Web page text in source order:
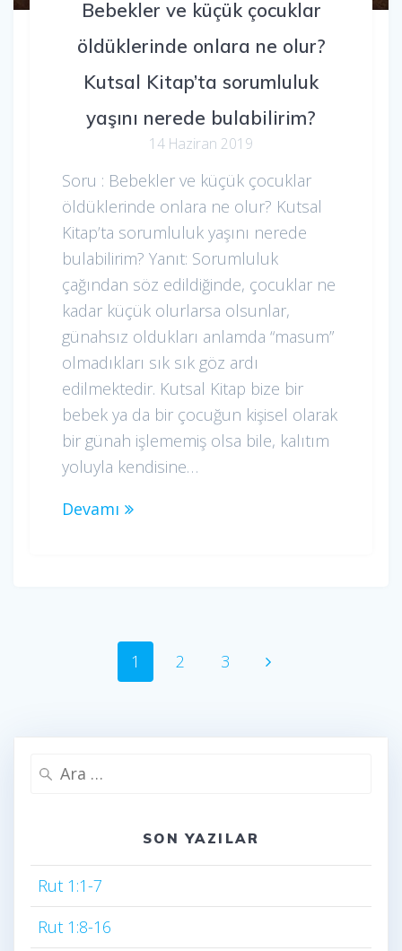
Bebekler ve küçük çocuklar
öldüklerinde onlara ne olur?
Kutsal Kitap’ta sorumluluk
yaşını nerede bulabilirim?
14 Haziran 2019
Soru : Bebekler ve küçük çocuklar
öldüklerinde onlara ne olur? Kutsal
Kitap’ta sorumluluk yaşını nerede
bulabilirim? Yanıt: Sorumluluk
çağından söz edildiğinde, çocuklar ne
kadar küçük olurlarsa olsunlar,
günahsız oldukları anlamda “masum”
olmadıkları sık sık göz ardı
edilmektedir. Kutsal Kitap bize bir
bebek ya da bir çocuğun kişisel olarak
bir günah işlememiş olsa bile, kalıtım
yoluyla kendisine…
Devamı
dolaşımı
Sayfa
1 Sayfa
2 Sayfa
3
SON YAZILAR
Rut 1:1-7
Rut 1:8-16